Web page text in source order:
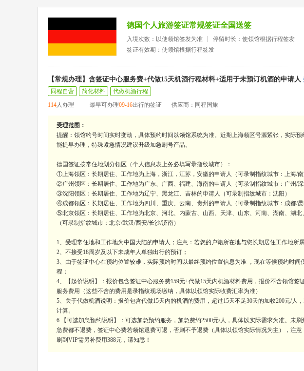
德国个人旅游签证常规签证全国送签
入境次数：以使领馆签发为准
停留时长：使领馆根据行程签发
签证有效期：使领馆根据行程签发
【常规办理】含签证中心服务费+代做15天机酒行程材料+适用于未预订机酒的申请人
同程自营
简化材料
代做机酒行程
114人办理 最早可办理09-16出行的签证 供应商：同程国旅
受理范围：
提醒：领馆约号时间实时变动，具体预约时间以领馆系统为准。近期上海领区号源紧张，实际
能提早办理，特殊紧急情况建议升级加急刷号产品。
德国签证按常住地划分领区（个人信息表上务必填写录指纹城市）：
①上海领区：长期居住、工作地为上海，浙江，江苏，安徽的申请人（可录制指纹城市：上海/南
②广州领区：长期居住、工作地为广东、广西、福建、海南的申请人（可录制指纹城市：广州/深
③沈阳领区：长期居住、工作地为辽宁、黑龙江、吉林的申请人（可录制指纹城市：沈阳）
④成都领区：长期居住、工作地为四川、重庆、云南、贵州的申请人（可录制指纹城市：成都/昆
⑤北京领区：长期居住、工作地为北京、河北、内蒙古、山西、天津、山东、河南、湖南、湖
（可录制指纹城市：北京/武汉/西安/长沙/济南）
1、受理常住地和工作地为中国大陆的申请人；注意：若您的户籍所在地与您长期居住工作地所
2、不接受18周岁及以下未成年人单独出行的预订；
3、由于签证中心在预约位置较难，实际预约时间以最终预约位置信息为准 ，现在等候预约时
程；
4、【起价说明】：报价包含签证中心服务费159元+代做15天内机酒材料费用，报价不含领馆签
服务费用（这些不含的费用是录指纹现场缴纳，具体以领馆实际收费汇率为准）
5、关于代做机酒说明：报价包含代做15天内的机酒的费用，超过15天不足30天的加收200元/人
计算。
6.【可选加急预约说明】：可选加急预约服务，加急费约2500元/人，具体以实际需求为准。未
急费都不退费，签证中心费若领馆退费可退，否则不予退费（具体以领馆实际情况为主），注
刷到VIP需另补费用388元，请知悉！